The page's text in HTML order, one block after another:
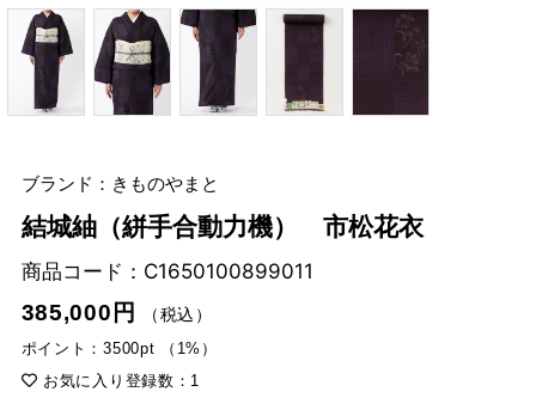
ブランド：きものやまと
結城紬（絣手合動力機） 市松花衣
商品コード： C1650100899011
385,000円
（税込）
ポイント：3500pt （1%）
お気に入り登録数：1